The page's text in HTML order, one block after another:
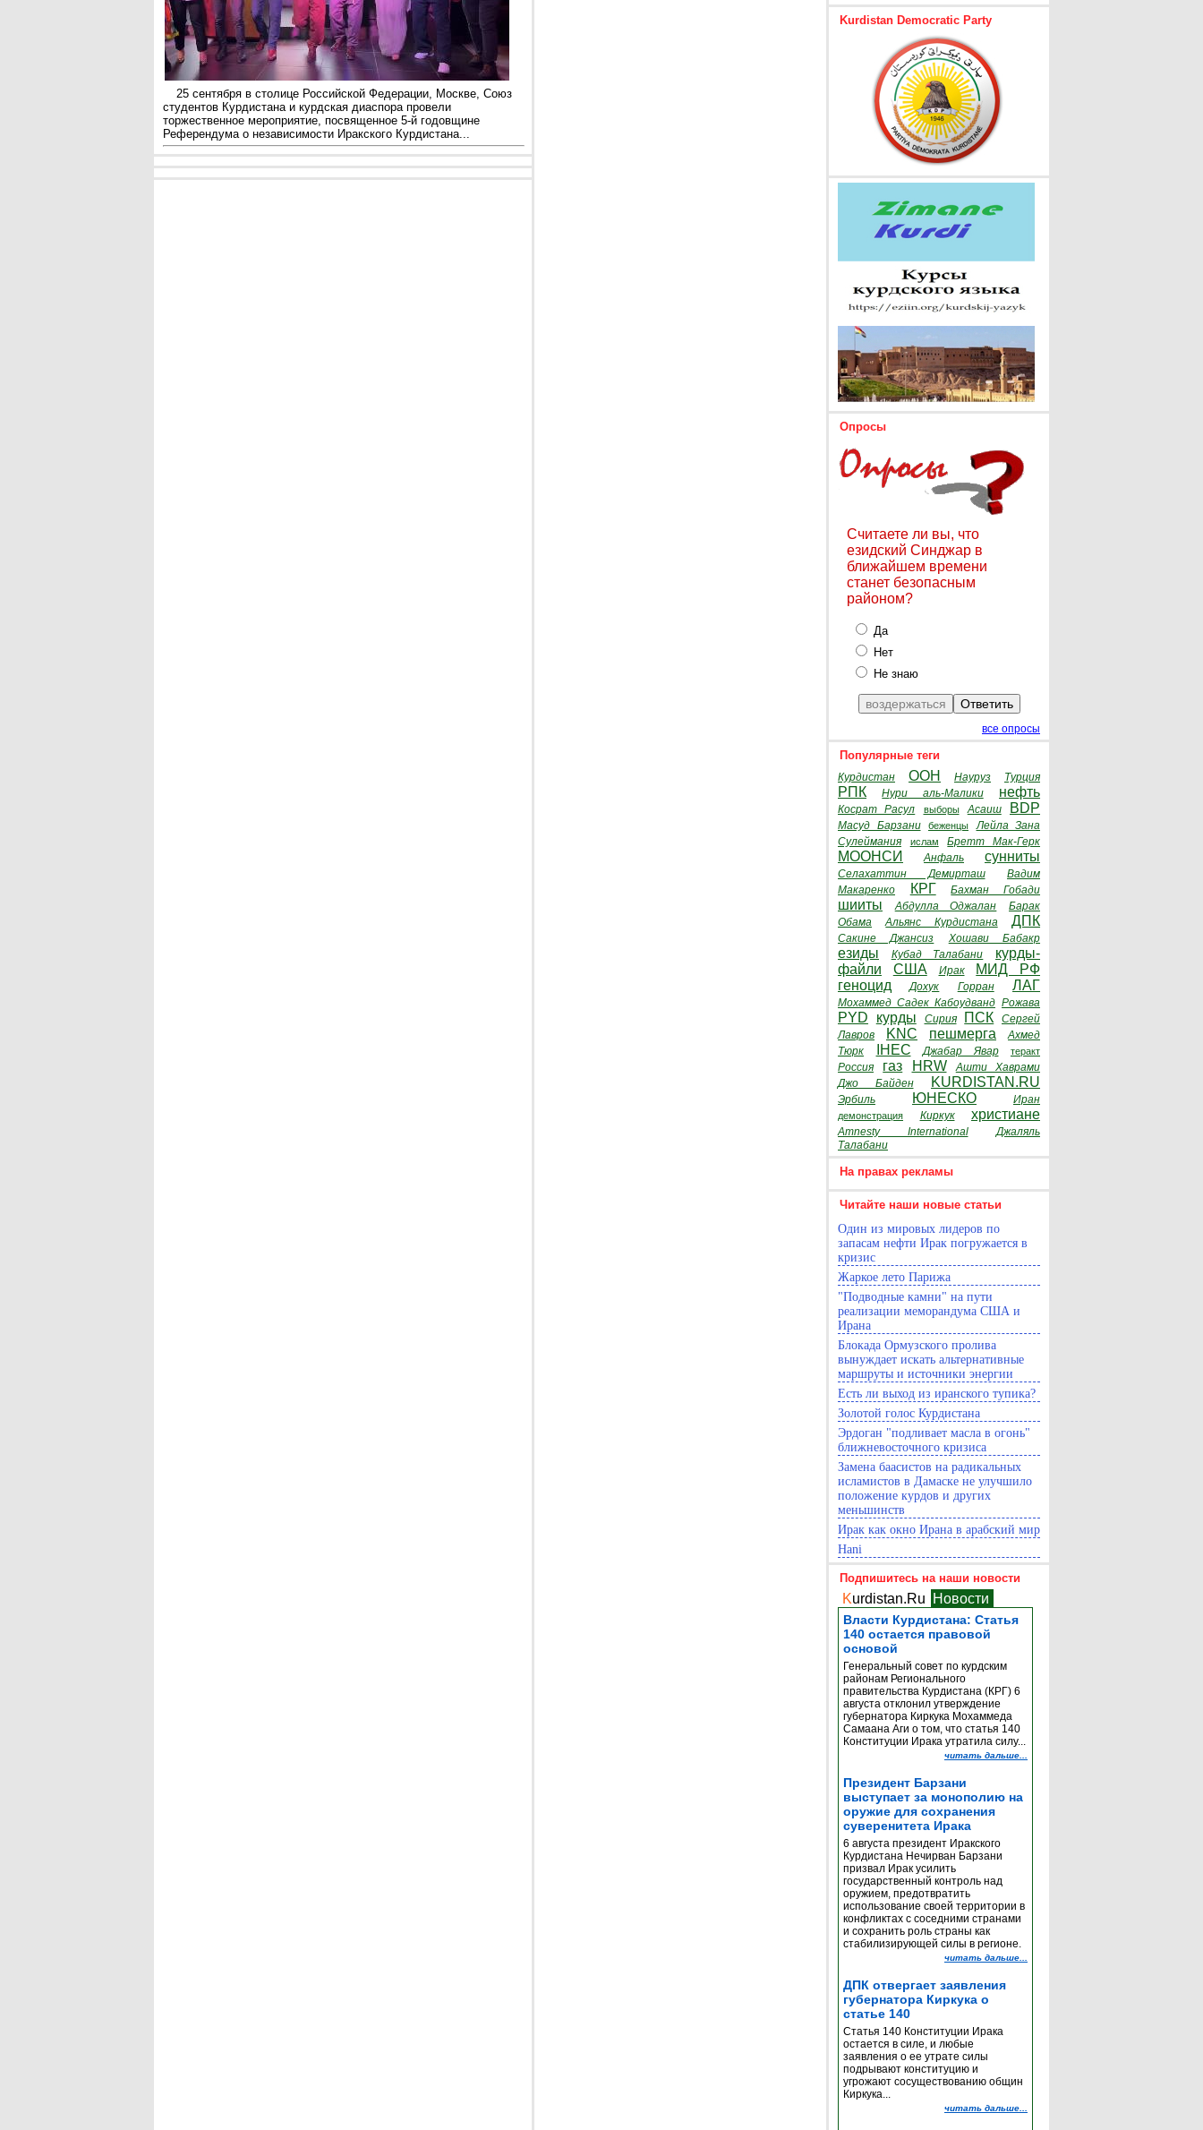
25 сентября в столице Российской Федерации, Москве, Cоюз
студентов Курдистана и курдская диаспора провели
торжественное мероприятие, посвященное 5-й годовщине
Референдума о независимости Иракского Курдистана...
Kurdistan Democratic Party
Опросы
Считаете ли вы, что
езидский Синджар в
ближайшем времени
станет безопасным
районом?
Да
Нет
Не знаю
все опросы
Популярные теги
Курдистан ООН Науруз Турция
РПК Нури аль-Малики нефть
Косрат Расул выборы Асаиш BDP
Масуд Барзани беженцы
Лейла Зана
Сулеймания
ислам Бретт Мак-Герк
МООНСИ Анфаль сунниты
Селахаттин Демирташ
Вадим
Макаренко
КРГ Бахман Гобади
шииты Абдулла Оджалан
Барак
Обама
Альянс Курдистана ДПК
Сакине Джансиз Хошави Бабакр
езиды Кубад Талабани
курды-
файли
США Ирак
МИД РФ
геноцид
Дохук Горран ЛАГ
Мохаммед Садек Кабоудванд Рожава
PYD курды Сирия ПСК
Сергей
Лавров
KNC пешмерга
Ахмед
Тюрк
IHEC Джабар Явар теракт
Россия газ HRW
Ашти Хаврами
Джо Байден
KURDISTAN.RU
Эрбиль ЮНЕСКО Иран
демонстрация Киркук христиане
Amnesty International
Джаляль
Талабани
На правах рекламы
Читайте наши новые статьи
Один из мировых лидеров по
запасам нефти Ирак погружается в
кризис
Жаркое лето Парижа
"Подводные камни" на пути
реализации меморандума США и
Ирана
Блокада Ормузского пролива
вынуждает искать альтернативные
маршруты и источники энергии
Есть ли выход из иранского тупика?
Золотой голос Курдистана
Эрдоган "подливает масла в огонь"
ближневосточного кризиса
Замена баасистов на радикальных
исламистов в Дамаске не улучшило
положение курдов и других
меньшинств
Ирак как окно Ирана в арабский мир
Hani
Подпишитесь на наши новости
Kurdistan.Ru Новости
Власти Курдистана: Статья
140 остается правовой
основой
Генеральный совет по курдским
районам Регионального
правительства Курдистана (КРГ) 6
августа отклонил утверждение
губернатора Киркука Мохаммеда
Самаана Аги о том, что статья 140
Конституции Ирака утратила силу...
читать дальше...
Президент Барзани
выступает за монополию на
оружие для сохранения
суверенитета Ирака
6 августа президент Иракского
Курдистана Нечирван Барзани
призвал Ирак усилить
государственный контроль над
оружием, предотвратить
использование своей территории в
конфликтах с соседними странами
и сохранить роль страны как
стабилизирующей силы в регионе.
читать дальше...
ДПК отвергает заявления
губернатора Киркука о
статье 140
Статья 140 Конституции Ирака
остается в силе, и любые
заявления о ее утрате силы
подрывают конституцию и
угрожают сосуществованию общин
Киркука...
читать дальше...